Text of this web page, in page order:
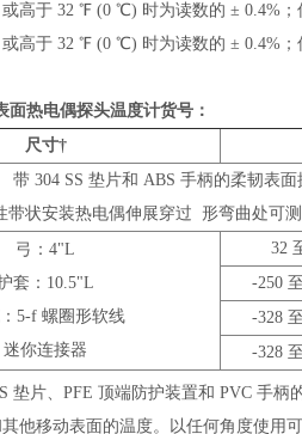
或高于 32 ℉ (0 ℃) 时为读数的 ± 0.4%
或高于 32 ℉ (0 ℃) 时为读数的 ± 0.4%
面热电偶探头温度计货号：
尺寸†
带 304 SS 垫片和 ABS 手柄的柔韧表面
带状安装热电偶伸展穿过 形弯曲处可测
弓：4"L
套：10.5"L
5-f 螺圈形软线
迷你连接器
32
-250
-328
-328
垫片、PFE 顶端防护装置和 PVC 手柄
他移动表面的温度。以任何角度使用